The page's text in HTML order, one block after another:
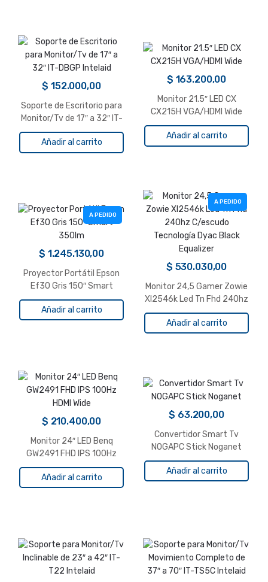
$ 152.000,00
Soporte de Escritorio para
Monitor/Tv de 17″ a 32″ IT-
DBGP Intelaid
Añadir al carrito
$ 163.200,00
Monitor 21.5″ LED CX
CX215H VGA/HDMI Wide
Añadir al carrito
A PEDIDO
$ 1.245.130,00
Proyector Portátil Epson
Ef30 Gris 150″ Smart
350lm
Añadir al carrito
A PEDIDO
$ 530.030,00
Monitor 24,5 Gamer Zowie
Xl2546k Led Tn Fhd 240hz
C/escudo Tecnología Dyac
Black Equalizer
Añadir al carrito
$ 210.400,00
Monitor 24″ LED Benq
GW2491 FHD IPS 100Hz
HDMI Wide
Añadir al carrito
$ 63.200,00
Convertidor Smart Tv
NOGAPC Stick Noganet
Añadir al carrito